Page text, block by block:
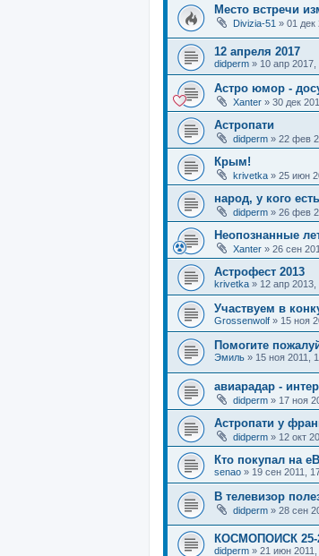
Место встречи
Divizia-51 » 01 дек
12 апреля 2017
didperm » 10 апр 2017,
Астро юмор -
Xanter » 30 дек
Астропати
didperm » 22 фев
Крым!
krivetka » 25 июн
народ, у кого
didperm » 26 фев
Неопознанные
Xanter » 26 сен
Астрофест 2013
krivetka » 12 апр 2013,
Участвуем в
Grossenwolf » 15 ноя
Помогите
Эмиль » 15 ноя 2011,
авиарадар -
didperm » 17 ноя
Астропати у
didperm » 12 окт
Кто покупал на
senao » 19 сен 2011,
В телевизор
didperm » 28 сен
КОСМОПОИСК 25-
didperm » 21 июн 2011,